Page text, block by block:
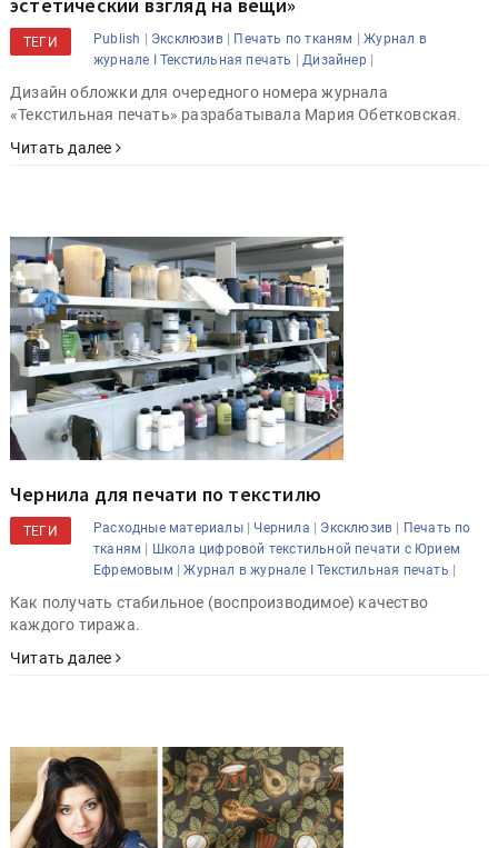
эстетический взгляд на вещи»
ТЕГИ Publish | Эксклюзив| Печать по тканям |Журнал в
журнале I Текстильная печать |Дизайнер|
Дизайн обложки для очередного номера журнала
«Текстильная печать» разрабатывала Мария Обетковская.
Читать далее
Чернила для печати по текстилю
ТЕГИ Расходные материалы| Чернила | Эксклюзив | Печать по
тканям | Школа цифровой текстильной печати с Юрием
Ефремовым |Журнал в журнале I Текстильная печать |
Как получать стабильное (воспроизводимое) качество
каждого тиража.
Читать далее